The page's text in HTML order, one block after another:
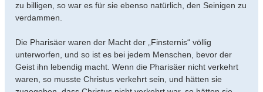
zu billigen, so war es für sie ebenso natürlich, den Seinigen zu
verdammen.
Die Pharisäer waren der Macht der „Finsternis“ völlig
unterworfen, und so ist es bei jedem Menschen, bevor der
Geist ihn lebendig macht. Wenn die Pharisäer nicht verkehrt
waren, so musste Christus verkehrt sein, und hätten sie